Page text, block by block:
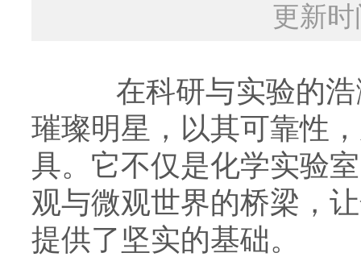
更新
在科研与实验的浩
璀璨明星，以其可靠性
具。它不仅是化学实验
观与微观世界的桥梁，
提供了坚实的基础。